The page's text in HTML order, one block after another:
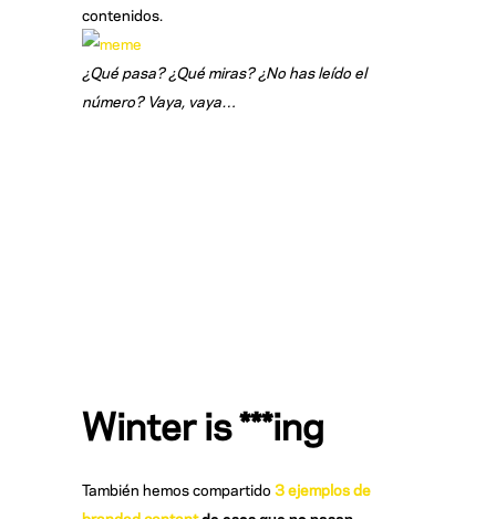
contenidos.
¿Qué pasa? ¿Qué miras? ¿No has leído el
número? Vaya, vaya…
Winter is ***ing
También hemos compartido 3 ejemplos de